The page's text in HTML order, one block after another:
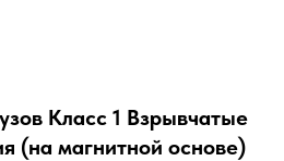
Класс 1 Взрывчатые
(на магнитной основе)